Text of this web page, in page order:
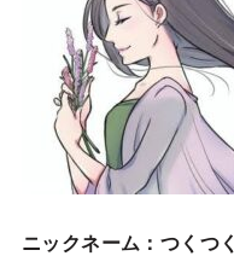
ニックネーム ：つくつく